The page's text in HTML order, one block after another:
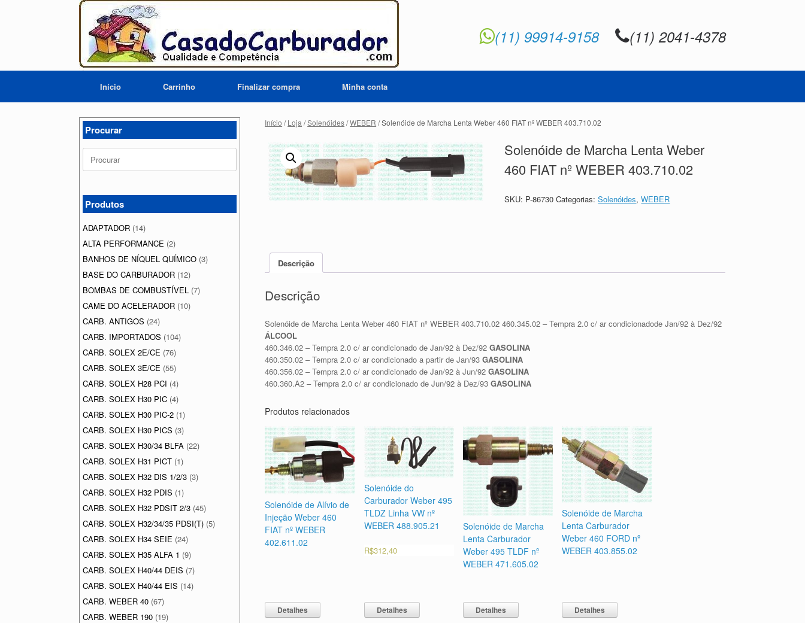
(11) 99914-9158 (11) 2041-4378
Início Carrinho Finalizar compra Minha conta
Início /Loja /Solenóides/WEBER / Solenóide de Marcha Lenta Weber 460 FIAT nº WEBER 403.710.02
Solenóide de Marcha Lenta Weber
460 FIAT nº WEBER 403.710.02
SKU: P-86730 Categorias:Solenóides,WEBER
Descrição
Descrição
Solenóide de Marcha Lenta Weber 460 FIAT nº WEBER 403.710.02 460.345.02 – Tempra 2.0 c/ ar condicionadode Jan/92 à Dez/92
ÁLCOOL
460.346.02 – Tempra 2.0 c/ ar condicionado de Jan/92 à Dez/92GASOLINA
460.350.02 – Tempra 2.0 c/ ar condicionado a partir de Jan/93GASOLINA
460.356.02 – Tempra 2.0 c/ ar condicionado de Jan/92 à Jun/92GASOLINA
460.360.A2 – Tempra 2.0 c/ ar condicionado de Jun/92 à Dez/93GASOLINA
Produtos relacionados
Solenóide de Alívio de
Injeção Weber 460
FIAT nº WEBER
402.611.02
Detalhes
Solenóide do
Carburador Weber 495
TLDZ Linha VW nº
WEBER 488.905.21
R$312,40
Detalhes
Solenóide de Marcha
Lenta Carburador
Weber 495 TLDF nº
WEBER 471.605.02
Detalhes
Solenóide de Marcha
Lenta Carburador
Weber 460 FORD nº
WEBER 403.855.02
Detalhes
Procurar
Search
for:
Produtos
ADAPTADOR (14)
ALTA PERFORMANCE (2)
BANHOS DE NÍQUEL QUÍMICO (3)
BASE DO CARBURADOR (12)
BOMBAS DE COMBUSTÍVEL (7)
CAME DO ACELERADOR (10)
CARB. ANTIGOS (24)
CARB. IMPORTADOS (104)
CARB. SOLEX 2E/CE (76)
CARB. SOLEX 3E/CE (55)
CARB. SOLEX H28 PCI (4)
CARB. SOLEX H30 PIC (4)
CARB. SOLEX H30 PIC-2 (1)
CARB. SOLEX H30 PICS (3)
CARB. SOLEX H30/34 BLFA (22)
CARB. SOLEX H31 PICT (1)
CARB. SOLEX H32 DIS 1/2/3 (3)
CARB. SOLEX H32 PDIS (1)
CARB. SOLEX H32 PDSIT 2/3 (45)
CARB. SOLEX H32/34/35 PDSI(T) (5)
CARB. SOLEX H34 SEIE (24)
CARB. SOLEX H35 ALFA 1 (9)
CARB. SOLEX H40/44 DEIS (7)
CARB. SOLEX H40/44 EIS (14)
CARB. WEBER 40 (67)
CARB. WEBER 190 (19)